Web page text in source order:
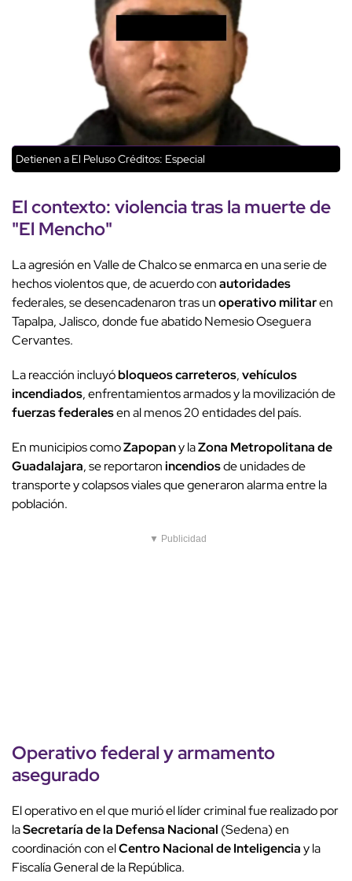
Detienen a El PelusoCréditos: Especial
El contexto: violencia tras la muerte de
"El Mencho"
La agresión en Valle de Chalco se enmarca en una serie de
hechos violentos que, de acuerdo conautoridades
federales, se desencadenaron tras unoperativo militaren
Tapalpa, Jalisco, donde fue abatido Nemesio Oseguera
Cervantes.
La reacción incluyóbloqueos carreteros,vehículos
incendiados, enfrentamientos armados y la movilización de
fuerzas federalesen al menos 20 entidades del país.
En municipios comoZapopany laZona Metropolitana de
Guadalajara, se reportaronincendiosde unidades de
transporte y colapsos viales que generaron alarma entre la
población.
▼ Publicidad
Operativo federaly armamento
asegurado
El operativo en el que murió el líder criminal fue realizado por
laSecretaría de la Defensa Nacional (Sedena) en
coordinación con elCentro Nacional de Inteligenciay la
Fiscalía General de la República.